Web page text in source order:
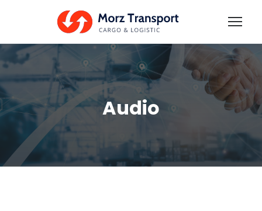
Audio